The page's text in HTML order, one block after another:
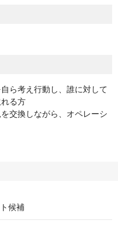
ら考え行動し、誰に対して
る方
交換しながら、オペレーシ
候補